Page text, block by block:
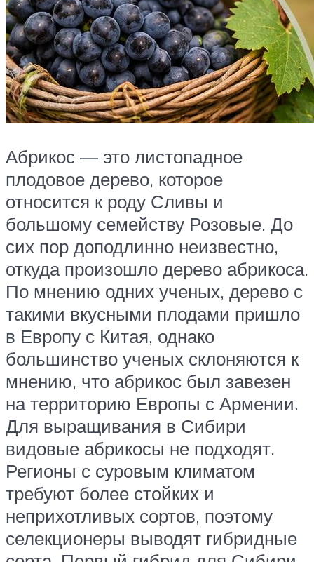
Абрикос — это листопадное
плодовое дерево, которое
относится к роду Сливы и
большому семейству Розовые. До
сих пор доподлинно неизвестно,
откуда произошло дерево абрикоса.
По мнению одних ученых, дерево с
такими вкусными плодами пришло
в Европу с Китая, однако
большинство ученых склоняются к
мнению, что абрикос был завезен
на территорию Европы с Армении.
Для выращивания в Сибири
видовые абрикосы не подходят.
Регионы с суровым климатом
требуют более стойких и
неприхотливых сортов, поэтому
селекционеры выводят гибридные